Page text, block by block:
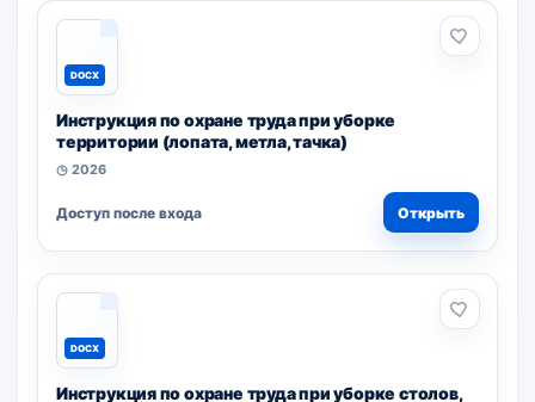
DOCX
Инструкция по охране труда при уборке
территории (лопата, метла, тачка)
◷ 2026
Доступ после входа Открыть
DOCX
Инструкция по охране труда при уборке столов,